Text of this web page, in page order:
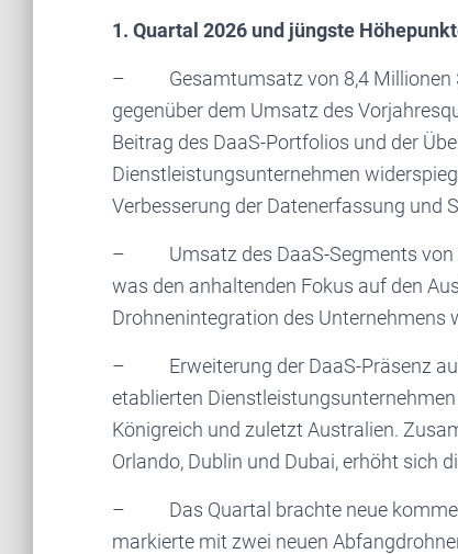
1. Quartal 2026 und jüngste
– Gesamtumsatz von 8,4 Millionen $
gegenüber dem Umsatz des
Beitrag des DaaS-Portfolios und der
Dienstleistungsunternehmen
Verbesserung der Datenerfassung und
– Umsatz des DaaS-Segments von
was den anhaltenden Fokus auf den
Drohnenintegration des Unternehmens
– Erweiterung der DaaS-Präsenz auf
etablierten
Königreich und zuletzt Australien.
Orlando, Dublin und Dubai, erhöht sich
– Das Quartal brachte neue
markierte mit zwei neuen